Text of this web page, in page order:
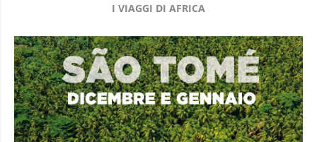
I VIAGGI DI AFRICA